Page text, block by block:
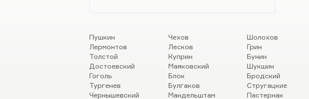
березы», первый его том, второй он написал…
Пушкин
Лермонтов
Толстой
Достоевский
Гоголь
Тургенев
Чернышевский
Чехов
Лесков
Куприн
Маяковский
Блок
Булгаков
Мандельштам
Шолохов
Грин
Бунин
Шукшин
Бродский
Стругацкие
Пастернак